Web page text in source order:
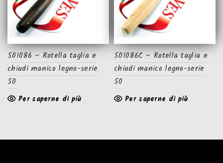
501086 – Rotella taglia e
chiudi manico legno-serie
50
Per saperne di più
501086C – Rotella taglia e
chiudi manico legno-serie
50
Per saperne di più